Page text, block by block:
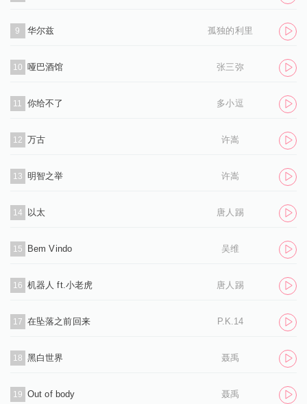
9 华尔兹 孤独的利里
10 哑巴酒馆 张三弥
11 你给不了 多小逗
12 万古 许嵩
13 明智之举 许嵩
14 以太 唐人踢
15 Bem Vindo 吴维
16 机器人 ft.小老虎 唐人踢
17 在坠落之前回来 P.K.14
18 黑白世界 聂禹
19 Out of body 聂禹